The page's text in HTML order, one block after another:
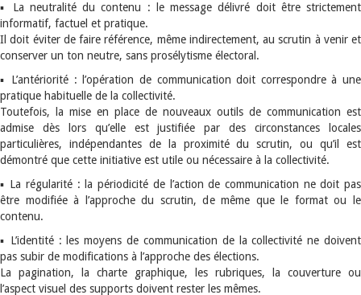
▪ La neutralité du contenu : le message délivré doit être strictement
informatif, factuel et pratique.
Il doit éviter de faire référence, même indirectement, au scrutin à venir et
conserver un ton neutre, sans prosélytisme électoral.
▪ L’antériorité : l’opération de communication doit correspondre à une
pratique habituelle de la collectivité.
Toutefois, la mise en place de nouveaux outils de communication est
admise dès lors qu’elle est justifiée par des circonstances locales
particulières, indépendantes de la proximité du scrutin, ou qu’il est
démontré que cette initiative est utile ou nécessaire à la collectivité.
▪ La régularité : la périodicité de l’action de communication ne doit pas
être modifiée à l’approche du scrutin, de même que le format ou le
contenu.
▪ L’identité : les moyens de communication de la collectivité ne doivent
pas subir de modifications à l’approche des élections.
La pagination, la charte graphique, les rubriques, la couverture ou
l’aspect visuel des supports doivent rester les mêmes.